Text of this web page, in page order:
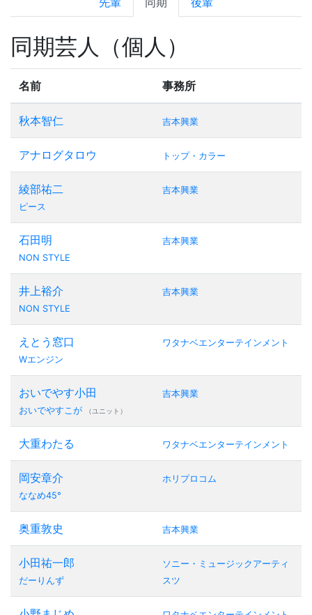
同期芸人（個人）
名前 事務所
秋本智仁 吉本興業
アナログタロウ トップ・カラー
綾部祐二
ピース
吉本興業
石田明
NON STYLE
吉本興業
井上裕介
NON STYLE
吉本興業
えとう窓口
Wエンジン
ワタナベエンターテインメント
おいでやす小田
おいでやすこが （ユニット）
吉本興業
大重わたる ワタナベエンターテインメント
岡安章介
ななめ45°
ホリプロコム
奥重敦史 吉本興業
小田祐一郎
だーりんず
ソニー・ミュージックアーティ
スツ